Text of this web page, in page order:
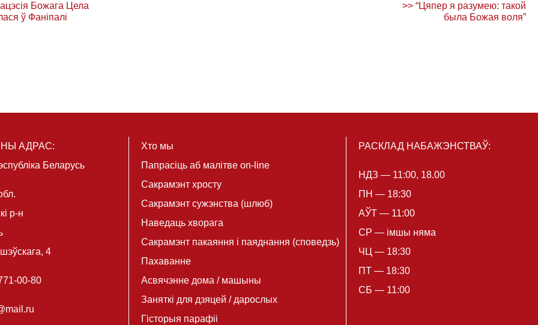
Божага Цела
ў Фаніпалі
>> “Цяпер я разумею: такой
была Божая воля”
АДРАС:
Беларусь
р-н
4
00-80
Хто мы
Папрасіць аб малітве on-line
Сакрамэнт хросту
Сакрамэнт сужэнства (шлюб)
Наведаць хворага
Сакрамэнт пакаяння і паяднання (споведзь)
Пахаванне
Асвячэнне дома / машыны
Заняткі для дзяцей / дарослых
Гісторыя парафіі
РАСКЛАД НАБАЖЭНСТВАЎ:
НДЗ — 11:00, 18.00
ПН — 18:30
АЎТ — 11:00
СР — імшы няма
ЧЦ — 18:30
ПТ — 18:30
СБ — 11:00